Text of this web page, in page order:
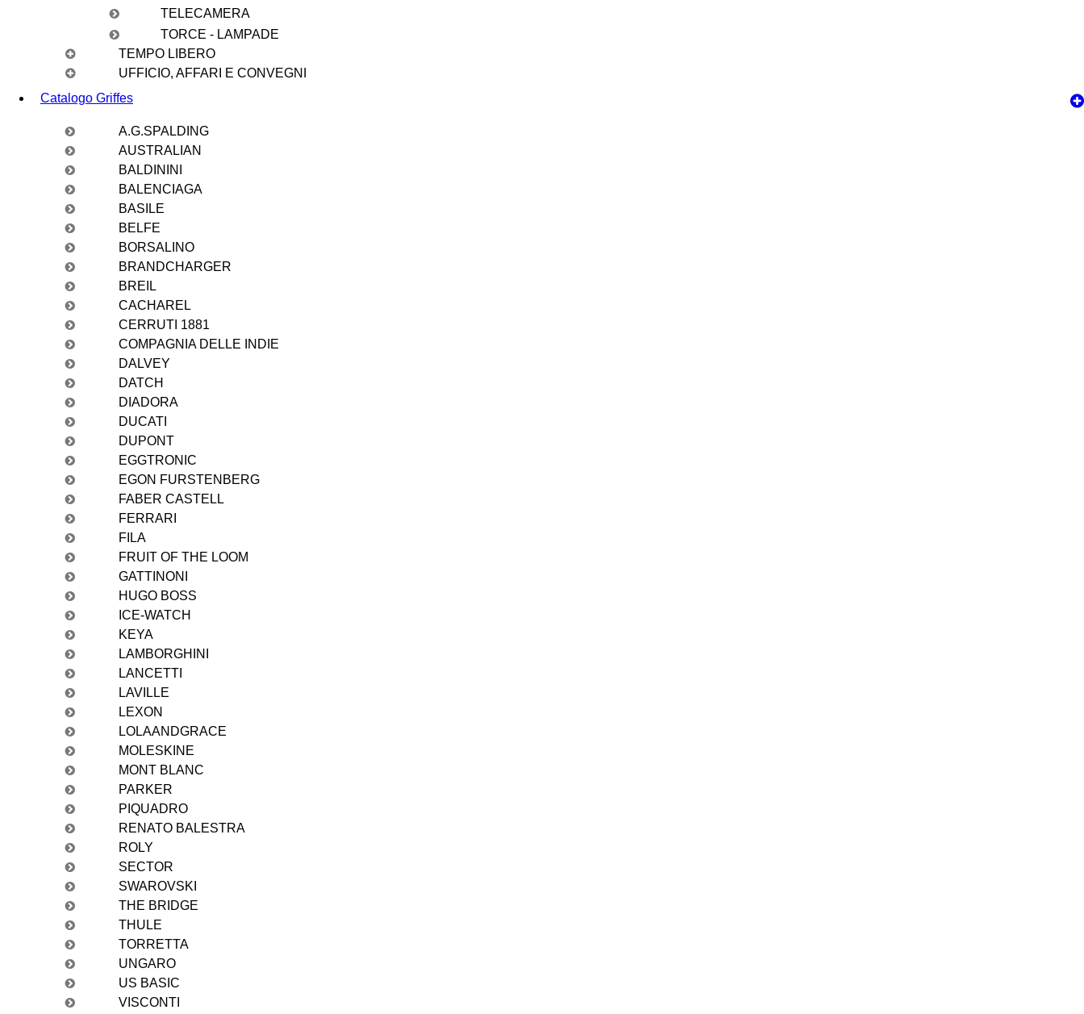
TELECAMERA
TORCE - LAMPADE
TEMPO LIBERO
UFFICIO, AFFARI E CONVEGNI
Catalogo Griffes
A.G.SPALDING
AUSTRALIAN
BALDININI
BALENCIAGA
BASILE
BELFE
BORSALINO
BRANDCHARGER
BREIL
CACHAREL
CERRUTI 1881
COMPAGNIA DELLE INDIE
DALVEY
DATCH
DIADORA
DUCATI
DUPONT
EGGTRONIC
EGON FURSTENBERG
FABER CASTELL
FERRARI
FILA
FRUIT OF THE LOOM
GATTINONI
HUGO BOSS
ICE-WATCH
KEYA
LAMBORGHINI
LANCETTI
LAVILLE
LEXON
LOLAANDGRACE
MOLESKINE
MONT BLANC
PARKER
PIQUADRO
RENATO BALESTRA
ROLY
SECTOR
SWAROVSKI
THE BRIDGE
THULE
TORRETTA
UNGARO
US BASIC
VISCONTI